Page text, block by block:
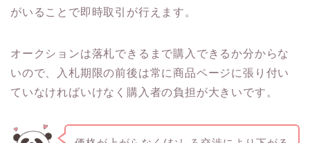
がいることで即時取引が行えます。
オークションは落札できるまで購入できるか分からな
いので、入札期限の前後は常に商品ページに張り付い
ていなければいけなく購入者の負担が大きいです。